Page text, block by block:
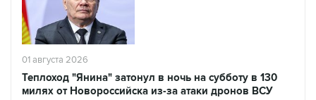
01 августа 2026
Теплоход "Янина" затонул в ночь на субботу в 130
милях от Новороссийска из-за атаки дронов ВСУ